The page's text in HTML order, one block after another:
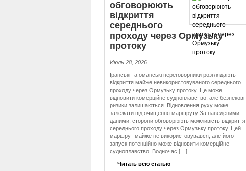
обговорюють
відкриття
середнього
проходу через Ормузьку
протоку
Июль 28, 2026
Іранські та оманські переговорники розглядають
відкриття майже невикористовуваного середнього
проходу через Ормузьку протоку. Це може
відновити комерційне судноплавство, але безпекові
ризики залишаються. Відновлення руху може
залежати від очищення маршруту За наведеними
даними, сторони обговорюють можливість відкриття
середнього проходу через Ормузьку протоку. Цей
маршрут майже не використовувався, але його
запуск потенційно може відновити комерційне
судноплавство. Водночас […]
Читать всю статью